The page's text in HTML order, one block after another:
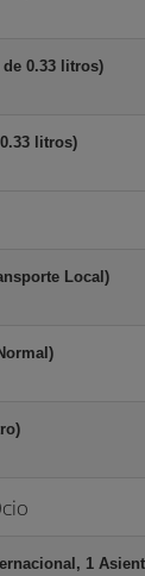
de 0.33 litros)
litros)
Local)
1